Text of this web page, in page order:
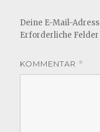
Deine E-Mail-
Erforderliche
KOMMENTAR *